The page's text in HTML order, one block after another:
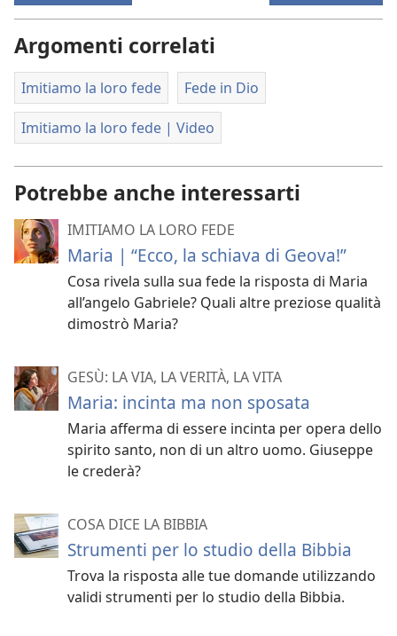
Argomenti correlati
Imitiamo la loro fede Fede in Dio
Imitiamo la loro fede | Video
Potrebbe anche interessarti
IMITIAMO LA LORO FEDE
Maria | “Ecco, la schiava di Geova!”
Cosa rivela sulla sua fede la risposta di Maria
all’angelo Gabriele? Quali altre preziose qualità
dimostrò Maria?
GESÙ: LA VIA, LA VERITÀ, LA VITA
Maria: incinta ma non sposata
Maria afferma di essere incinta per opera dello
spirito santo, non di un altro uomo. Giuseppe
le crederà?
COSA DICE LA BIBBIA
Strumenti per lo studio della Bibbia
Trova la risposta alle tue domande utilizzando
validi strumenti per lo studio della Bibbia.